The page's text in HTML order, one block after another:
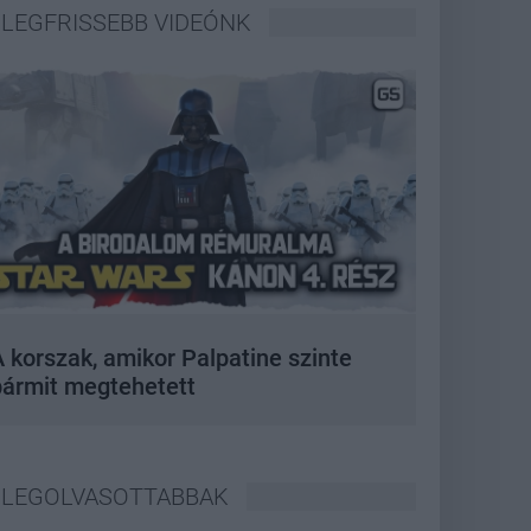
LEGFRISSEBB VIDEÓNK
korszak, amikor Palpatine szinte
megtehetett
LEGOLVASOTTABBAK